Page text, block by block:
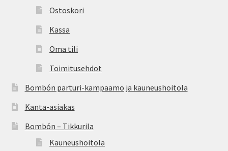
Ostoskori
Kassa
Oma tili
Toimitusehdot
Bombón parturi-kampaamo ja kauneushoitola
Kanta-asiakas
Bombón – Tikkurila
Kauneushoitola